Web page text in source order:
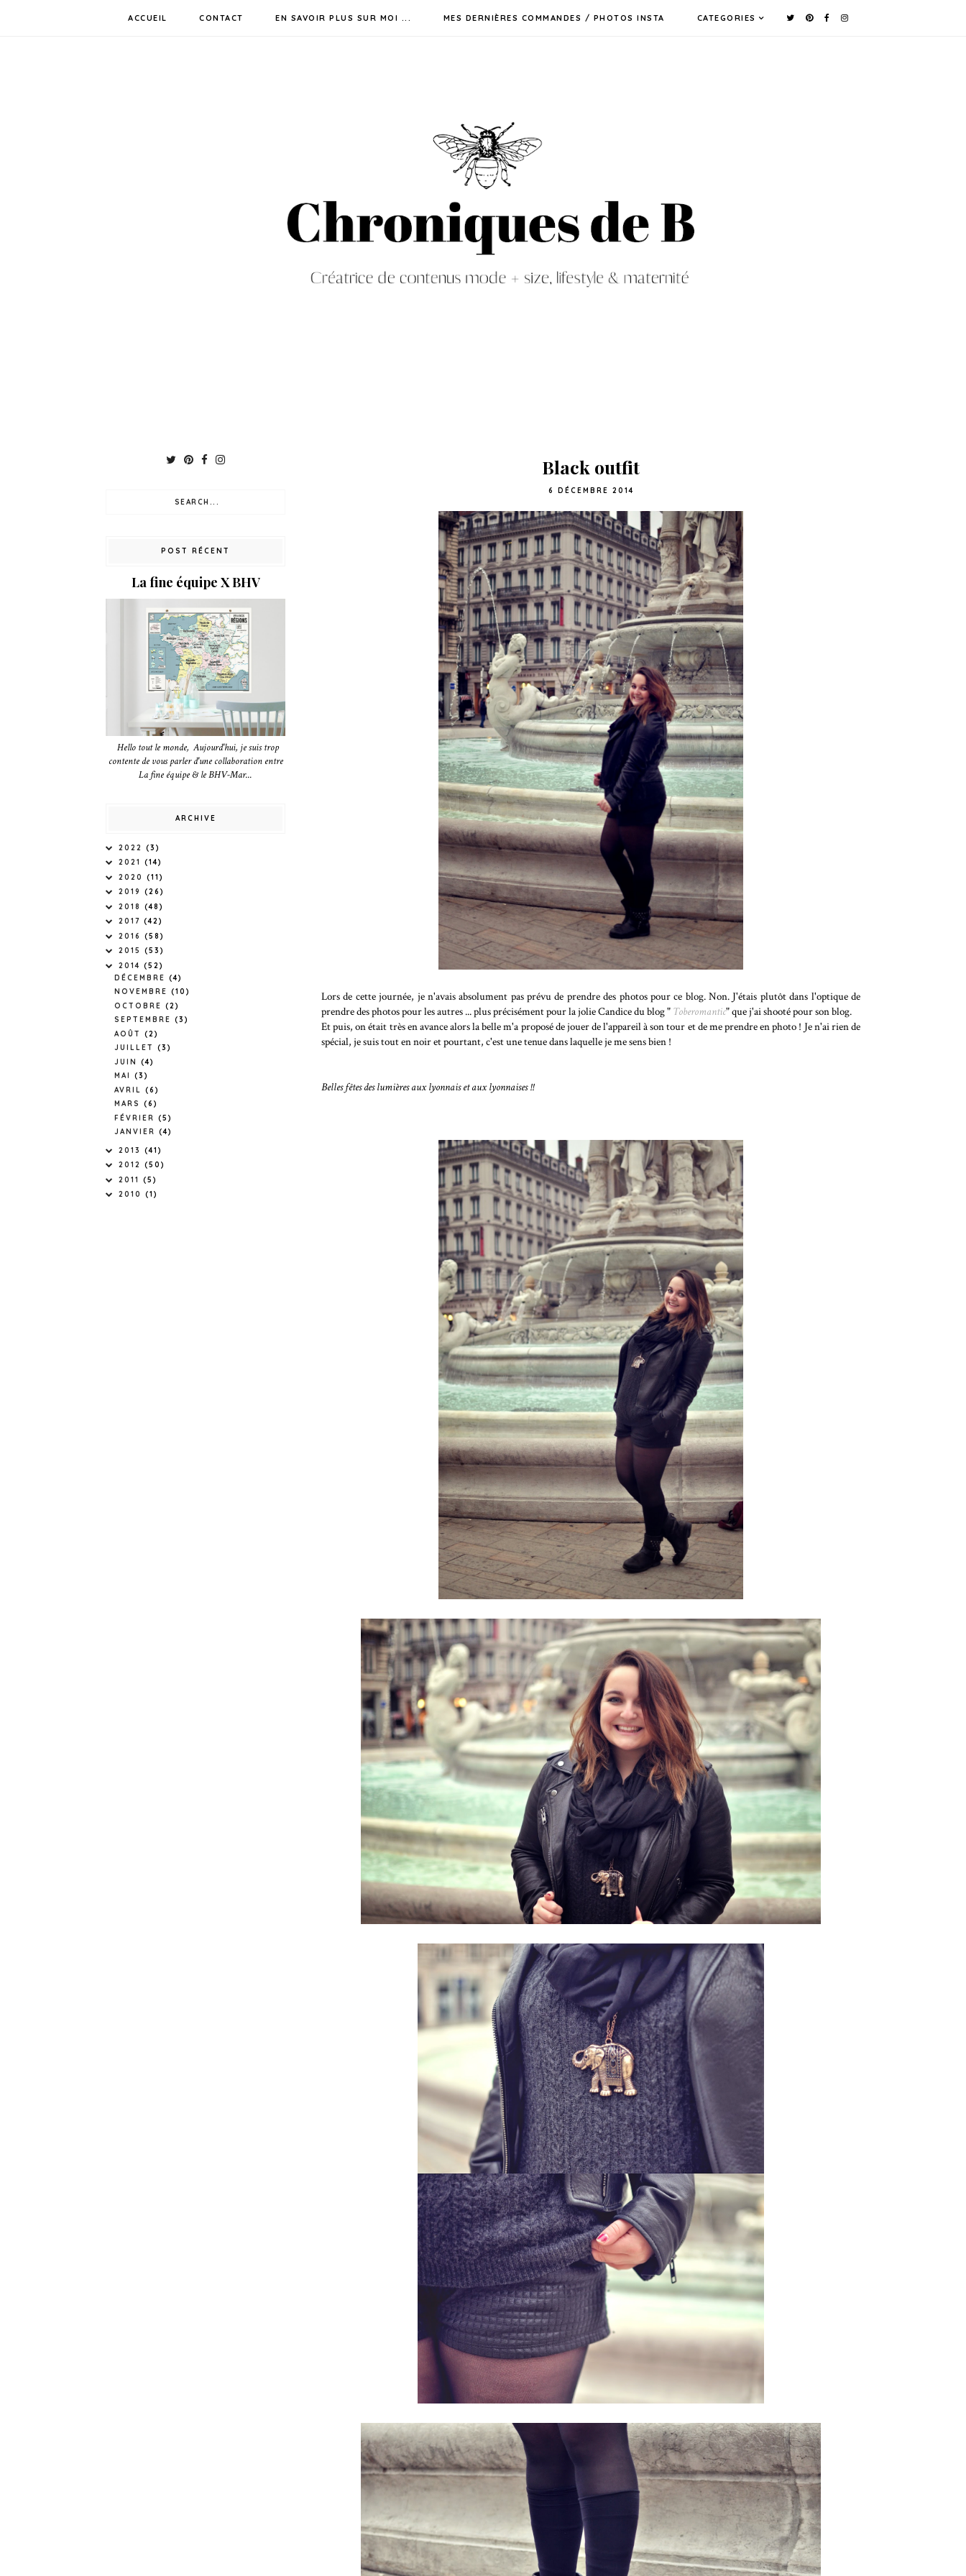
ACCUEIL CONTACT EN SAVOIR PLUS SUR MOI ... MES DERNIÈRES COMMANDES / PHOTOS INSTA CATEGORIES
Black outfit
6 DÉCEMBRE 2014
Lors de cette journée, je n'avais absolument pas prévu de prendre des photos pour ce blog. Non. J'étais plutôt dans l'optique de
prendre des photos pour les autres ... plus précisément pour la jolie Candice du blog " Toberomantic" que j'ai shooté pour son blog.
Et puis, on était très en avance alors la belle m'a proposé de jouer de l'appareil à son tour et de me prendre en photo ! Je n'ai rien de
spécial, je suis tout en noir et pourtant, c'est une tenue dans laquelle je me sens bien !
Belles fêtes des lumières aux lyonnais et aux lyonnaises !!
POST RÉCENT
La fine équipe X BHV
Hello tout le monde, Aujourd'hui, je suis trop
contente de vous parler d'une collaboration entre
La fine équipe & le BHV-Mar...
ARCHIVE
2022 (3)
2021 (14)
2020 (11)
2019 (26)
2018 (48)
2017 (42)
2016 (58)
2015 (53)
2014 (52)
DÉCEMBRE (4)
NOVEMBRE (10)
OCTOBRE (2)
SEPTEMBRE (3)
AOÛT (2)
JUILLET (3)
JUIN (4)
MAI (3)
AVRIL (6)
MARS (6)
FÉVRIER (5)
JANVIER (4)
2013 (41)
2012 (50)
2011 (5)
2010 (1)